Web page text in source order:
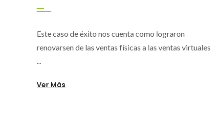
Este caso de éxito nos cuenta como lograron
renovarsen de las ventas físicas a las ventas virtuales
...
Ver Más